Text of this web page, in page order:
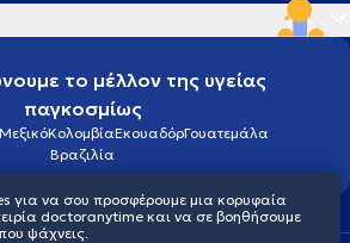
το μέλλον της υγείας
παγκοσμίως
ΚολομβίαΕκουαδόρΓουατεμάλα
Βραζιλία
για να σου προσφέρουμε μια κορυφαία
doctoranytime και να σε βοηθήσουμε
ψάχνεις.